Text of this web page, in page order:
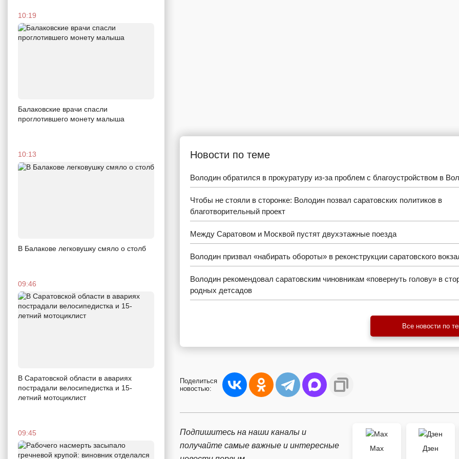
10:19
Балаковские врачи спасли
проглотившего монету малыша
10:13
В Балакове легковушку смяло о столб
09:46
В Саратовской области в авариях
пострадали велосипедистка и 15-
летний мотоциклист
09:45
Новости по теме
Володин обратился в прокуратуру из-за проблем с благоустройством в
Чтобы не стояли в сторонке: Володин позвал саратовских политиков в
благотворительный проект
Между Саратовом и Москвой пустят двухэтажные поезда
Володин призвал «набирать обороты» в реконструкции саратовского
Володин рекомендовал саратовским чиновникам «повернуть голову» в
родных детсадов
Все новости по
Поделиться
новостью:
Подпишитесь на наши каналы и
получайте самые важные и интересные
Max
Дзен